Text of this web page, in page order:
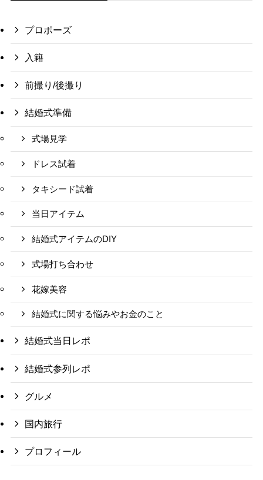
プロポーズ
入籍
前撮り/後撮り
結婚式準備
式場見学
ドレス試着
タキシード試着
当日アイテム
結婚式アイテムのDIY
式場打ち合わせ
花嫁美容
結婚式に関する悩みやお金のこと
結婚式当日レポ
結婚式参列レポ
グルメ
国内旅行
プロフィール